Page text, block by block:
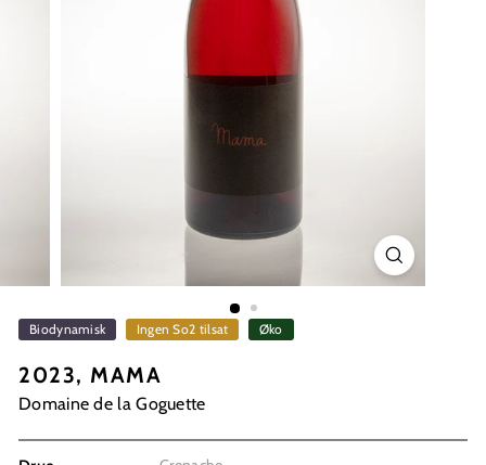
Biodynamisk Ingen So2 tilsat Øko
2023, MAMA
Domaine de la Goguette